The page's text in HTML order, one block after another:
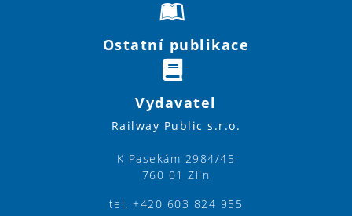
Ostatní publikace
Vydavatel
Railway Public s.r.o.
K Pasekám 2984/45
760 01 Zlín
tel. +420 603 824 955